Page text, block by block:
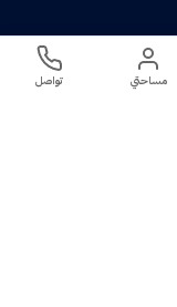
مساحتي تواصل